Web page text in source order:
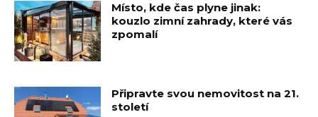
Místo, kde čas plyne jinak:
kouzlo zimní zahrady, které vás
zpomalí
Připravte svou nemovitost na 21.
století